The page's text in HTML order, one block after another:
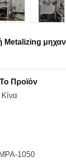
Metalizing
Προϊόν
Κίνα
MPA-1050